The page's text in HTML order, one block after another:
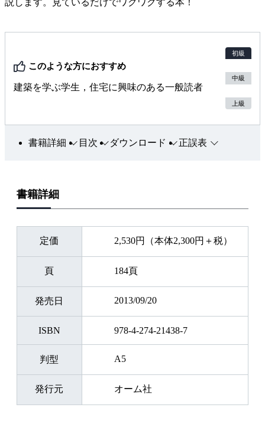
このような方におすすめ
建築を学ぶ学生，住宅に興味のある一般読者
初級
中級
上級
書籍詳細 目次 ダウンロード 正誤表
書籍詳細
定価 2,530円（本体2,300円＋税）
頁 184頁
発売日 2013/09/20
ISBN 978-4-274-21438-7
判型 A5
発行元 オーム社